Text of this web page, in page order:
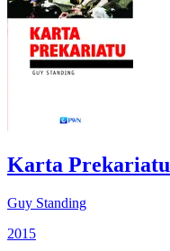
Karta Prekariatu
Guy Standing
2015